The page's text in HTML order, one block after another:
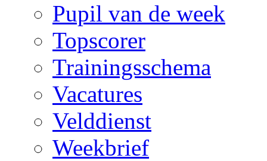
Pupil van de week
Topscorer
Trainingsschema
Vacatures
Velddienst
Weekbrief